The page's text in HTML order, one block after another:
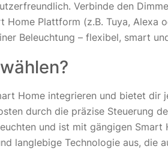
Verbinde den
Plattform (z.B. Tuya, Alexa
Beleuchtung – flexibel, smart
Home integrieren und bietet
durch die präzise Steuerung
und ist mit gängigen Smart
langlebige Technologie aus, die